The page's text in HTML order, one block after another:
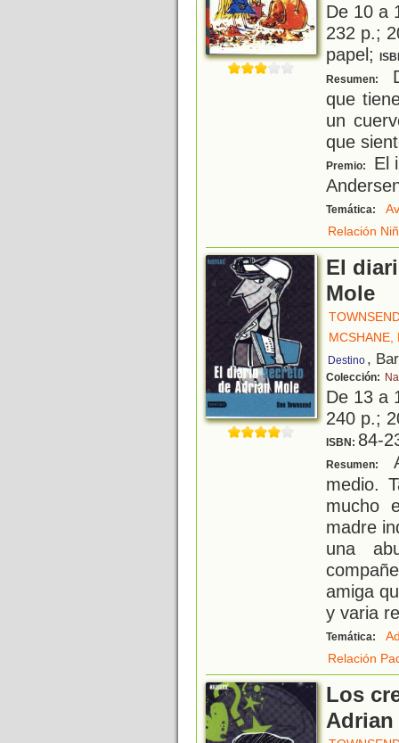
De 10 a
232 p.;
papel;
Resumen:
que
un
que
Premio:
El
Temática:
Relación
El
Mole
MCSHANE,
Destino ,
Colección:
De 13 a
240 p.;
ISBN: 84-
Resumen:
medio.
mucho
madre
una
amiga
y varia
Temática:
Relación
Los
Adrian